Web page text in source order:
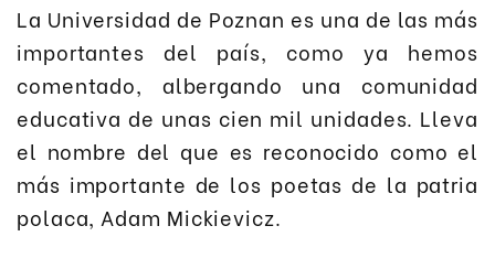
La Universidad de Poznan es una de las más
importantes del país, como ya hemos
comentado, albergando una comunidad
educativa de unas cien mil unidades. Lleva
el nombre del que es reconocido como el
más importante de los poetas de la patria
polaca, Adam Mickievicz.